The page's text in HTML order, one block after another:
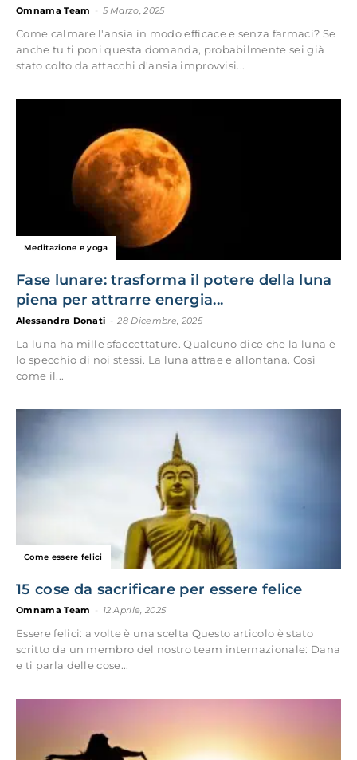
Omnama Team 5 Marzo, 2025
Come calmare l'ansia in modo efficace e senza farmaci? Se
anche tu ti poni questa domanda, probabilmente sei già
stato colto da attacchi d'ansia improvvisi...
Meditazione e yoga
Fase lunare: trasforma il potere della luna
piena per attrarre energia...
Alessandra Donati 28 Dicembre, 2025
La luna ha mille sfaccettature. Qualcuno dice che la luna è
lo specchio di noi stessi. La luna attrae e allontana. Così
come il...
Come essere felici
15 cose da sacrificare per essere felice
Omnama Team 12 Aprile, 2025
Essere felici: a volte è una scelta Questo articolo è stato
scritto da un membro del nostro team internazionale: Dana
e ti parla delle cose...